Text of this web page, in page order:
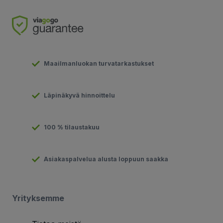
Maailmanluokan turvatarkastukset
Läpinäkyvä hinnoittelu
100 % tilaustakuu
Asiakaspalvelua alusta loppuun saakka
Yrityksemme